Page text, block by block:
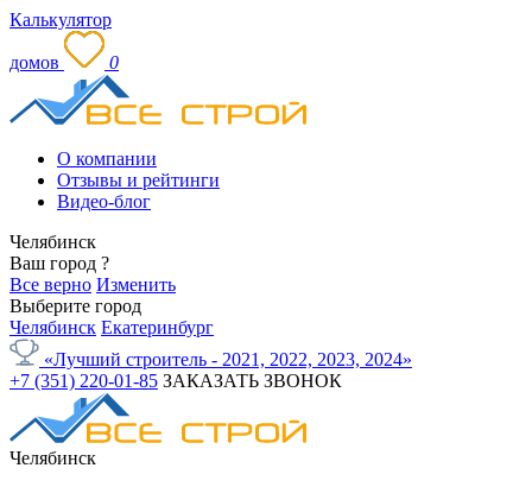
Калькулятор
домов 0
О компании
Отзывы и рейтинги
Видео-блог
Челябинск
Ваш город ?
Все верно Изменить
Выберите город
Челябинск Екатеринбург
«Лучший строитель - 2021, 2022, 2023, 2024»
+7 (351) 220-01-85 ЗАКАЗАТЬ ЗВОНОК
Челябинск